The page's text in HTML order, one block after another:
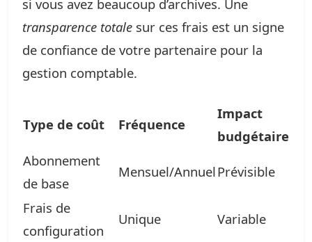
si vous avez beaucoup d’archives. Une
transparence totale sur ces frais est un signe
de confiance de votre partenaire pour la
gestion comptable.
Type de coût Fréquence
Impact
budgétaire
Abonnement
de base
Mensuel/AnnuelPrévisible
Frais de
configuration
Unique Variable